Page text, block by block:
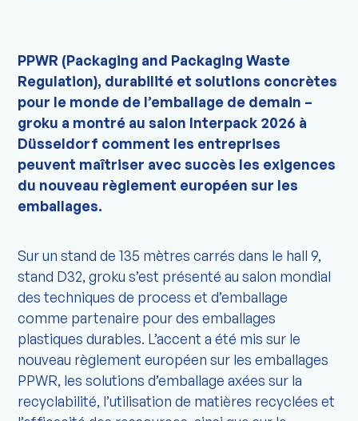
PPWR (Packaging and Packaging Waste
Regulation), durabilité et solutions concrètes
pour le monde de l’emballage de demain –
groku a montré au salon Interpack 2026 à
Düsseldorf comment les entreprises
peuvent maîtriser avec succès les exigences
du nouveau règlement européen sur les
emballages.
Sur un stand de 135 mètres carrés dans le hall 9,
stand D32, groku s’est présenté au salon mondial
des techniques de process et d’emballage
comme partenaire pour des emballages
plastiques durables. L’accent a été mis sur le
nouveau règlement européen sur les emballages
PPWR, les solutions d’emballage axées sur la
recyclabilité, l’utilisation de matières recyclées et